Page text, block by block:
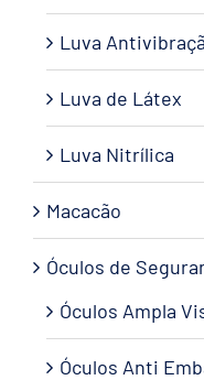
Luva
Luva de Látex
Luva Nitrílica
Macacão
Óculos de
Óculos Ampla
Óculos Anti